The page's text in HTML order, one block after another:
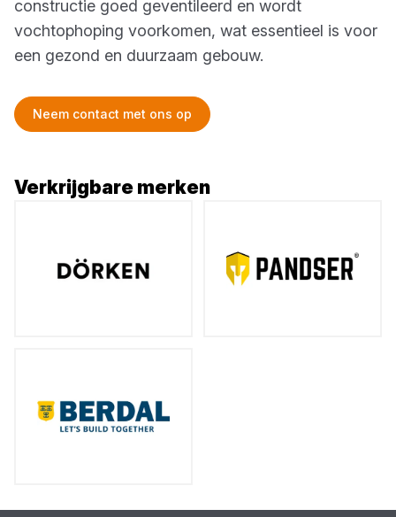
constructie goed geventileerd en wordt
vochtophoping voorkomen, wat essentieel is voor
een gezond en duurzaam gebouw.
Neem contact met ons op
Verkrijgbare merken